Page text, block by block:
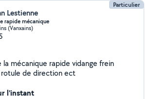
Particulier
Lestienne
rapide mécanique
(Vanxains)
la mécanique rapide vidange frein
de direction ect
l'instant